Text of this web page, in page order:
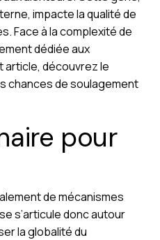
impacte la qualité de
Face à la complexité de
dédiée aux
article, découvrez le
chances de soulagement
pour
de mécanismes
s’articule donc autour
la globalité du